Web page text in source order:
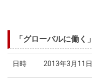
「グローバルに働
日時 2013年3月11